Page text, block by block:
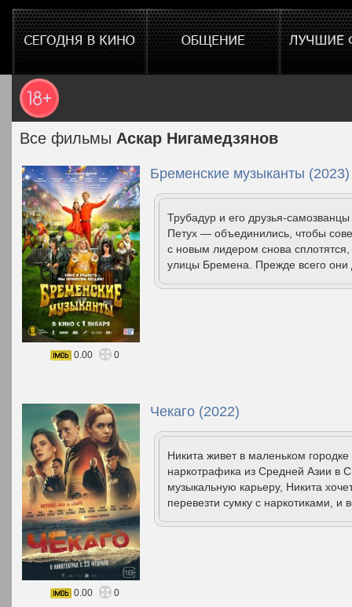
Все фильмы Аскар Нигамедзянов
Бременские музыканты (2023)
Трубадур и его друзья-
Петух — объединились, чтобы
с новым лидером снова
улицы Бремена. Прежде всего
0.00 0
Чекаго (2022)
Никита живет в маленьком
наркотрафика из Средней Азии в
музыкальную карьеру, Никита
перевезти сумку с наркотиками, и
0.00 0